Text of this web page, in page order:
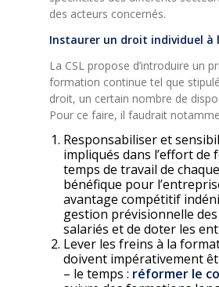
des acteurs concernés.
Instaurer un droit individuel
La CSL propose d’introduire un
formation continue tel que
droit, un certain nombre de
Pour ce faire, il faudrait
Responsabiliser et
impliqués dans l’effort
temps de travail de
bénéfique pour
avantage compétitif
gestion prévisionnelle
salariés et de doter les
Lever les freins à la
doivent impérativement
– le temps : réformer le